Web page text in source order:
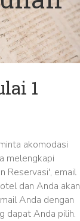
1
akomodasi
melengkapi
Reservasi', email
dan Anda akan
Anda dengan
dapat Anda pilih.